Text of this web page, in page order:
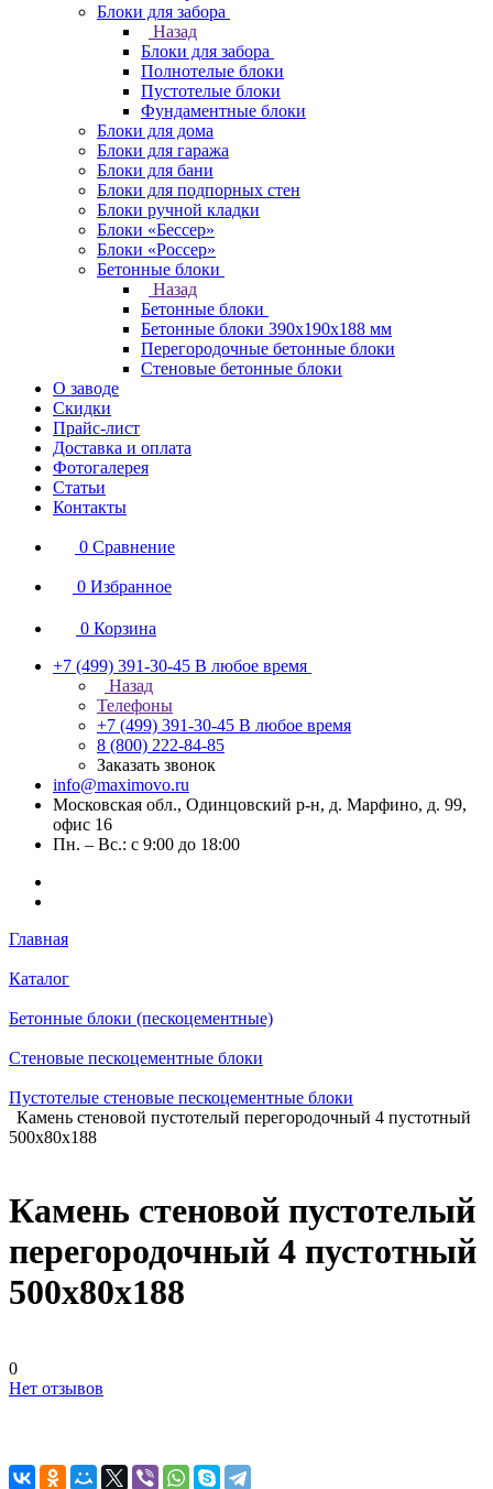
Блоки для забора
Назад
Блоки для забора
Полнотелые блоки
Пустотелые блоки
Фундаментные блоки
Блоки для дома
Блоки для гаража
Блоки для бани
Блоки для подпорных стен
Блоки ручной кладки
Блоки «Бессер»
Блоки «Россер»
Бетонные блоки
Назад
Бетонные блоки
Бетонные блоки 390х190х188 мм
Перегородочные бетонные блоки
Стеновые бетонные блоки
О заводе
Скидки
Прайс-лист
Доставка и оплата
Фотогалерея
Статьи
Контакты
0 Сравнение
0 Избранное
0 Корзина
+7 (499) 391-30-45 В любое время
Назад
Телефоны
+7 (499) 391-30-45 В любое время
8 (800) 222-84-85
Заказать звонок
info@maximovo.ru
Московская обл., Одинцовский р-н, д. Марфино, д. 99,
офис 16
Пн. – Вс.: с 9:00 до 18:00
Главная
Каталог
Бетонные блоки (пескоцементные)
Стеновые пескоцементные блоки
Пустотелые стеновые пескоцементные блоки
Камень стеновой пустотелый перегородочный 4 пустотный
500х80х188
Камень стеновой пустотелый
перегородочный 4 пустотный
500х80х188
0
Нет отзывов